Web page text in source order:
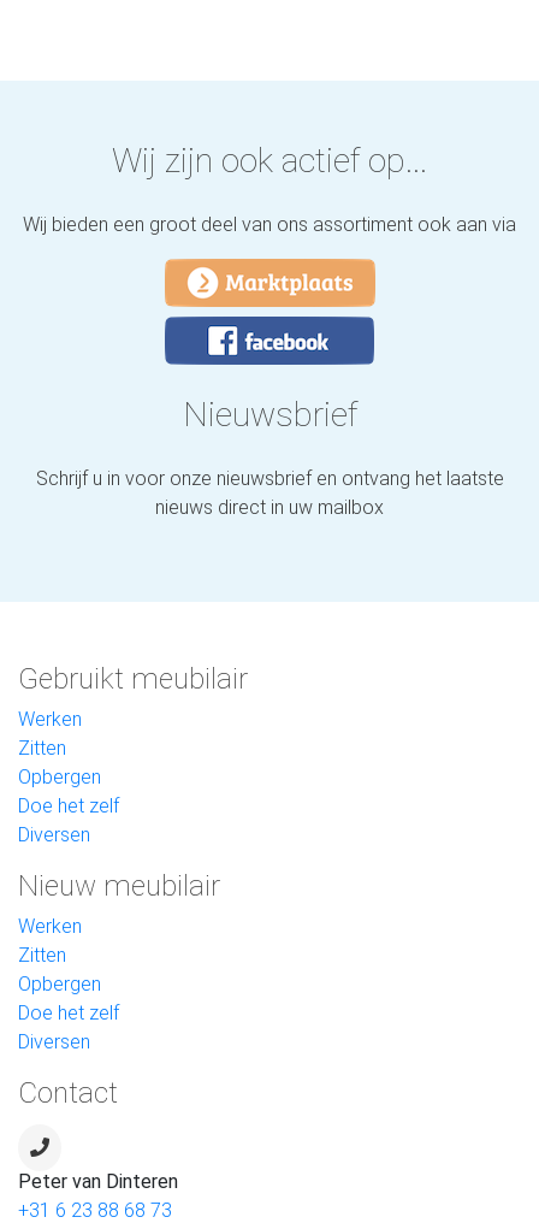
Wij zijn ook actief op...
Wij bieden een groot deel van ons assortiment ook aan via
Nieuwsbrief
Schrijf u in voor onze nieuwsbrief en ontvang het laatste
nieuws direct in uw mailbox
Gebruikt meubilair
Werken
Zitten
Opbergen
Doe het zelf
Diversen
Nieuw meubilair
Werken
Zitten
Opbergen
Doe het zelf
Diversen
Contact
Peter van Dinteren
+31 6 23 88 68 73